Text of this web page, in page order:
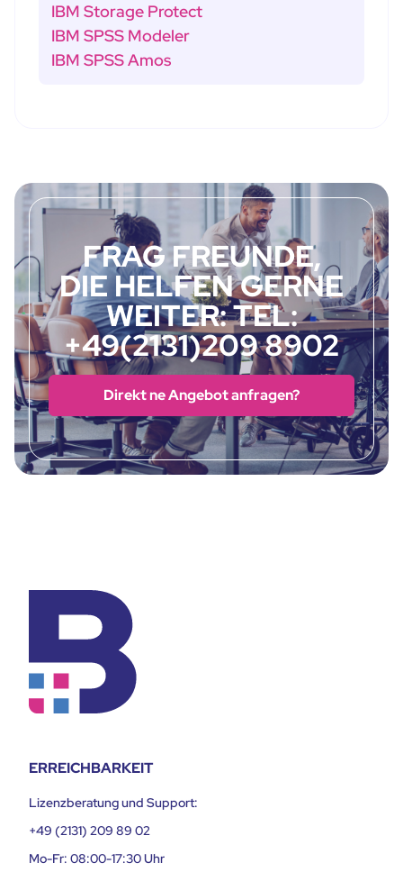
IBM Storage Protect
IBM SPSS Modeler
IBM SPSS Amos
FRAG FREUNDE,
DIE HELFEN GERNE
WEITER: TEL:
+49(2131)209 8902
Direkt ne Angebot anfragen?
ERREICHBARKEIT
Lizenzberatung und Support:
+49 (2131) 209 89 02
Mo-Fr: 08:00-17:30 Uhr